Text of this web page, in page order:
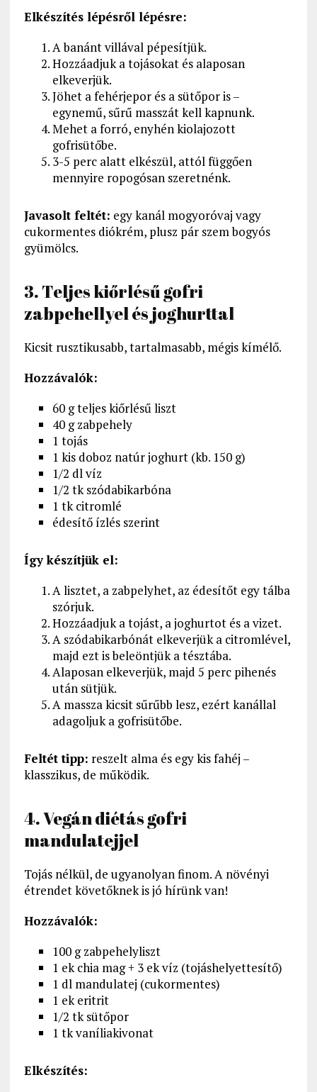
Elkészítés lépésről lépésre:
A banánt villával pépesítjük.
Hozzáadjuk a tojásokat és alaposan
elkeverjük.
Jöhet a fehérjepor és a sütőpor is –
egynemű, sűrű masszát kell kapnunk.
Mehet a forró, enyhén kiolajozott
gofrisütőbe.
3-5 perc alatt elkészül, attól függően
mennyire ropogósan szeretnénk.
Javasolt feltét: egy kanál mogyoróvaj vagy
cukormentes diókrém, plusz pár szem bogyós
gyümölcs.
3. Teljes kiőrlésű gofri
zabpehellyel és joghurttal
Kicsit rusztikusabb, tartalmasabb, mégis kímélő.
Hozzávalók:
60 g teljes kiőrlésű liszt
40 g zabpehely
1 tojás
1 kis doboz natúr joghurt (kb. 150 g)
1/2 dl víz
1/2 tk szódabikarbóna
1 tk citromlé
édesítő ízlés szerint
Így készítjük el:
A lisztet, a zabpelyhet, az édesítőt egy tálba
szórjuk.
Hozzáadjuk a tojást, a joghurtot és a vizet.
A szódabikarbónát elkeverjük a citromlével,
majd ezt is beleöntjük a tésztába.
Alaposan elkeverjük, majd 5 perc pihenés
után sütjük.
A massza kicsit sűrűbb lesz, ezért kanállal
adagoljuk a gofrisütőbe.
Feltét tipp: reszelt alma és egy kis fahéj –
klasszikus, de működik.
4. Vegán diétás gofri
mandulatejjel
Tojás nélkül, de ugyanolyan finom. A növényi
étrendet követőknek is jó hírünk van!
Hozzávalók:
100 g zabpehelyliszt
1 ek chia mag + 3 ek víz (tojáshelyettesítő)
1 dl mandulatej (cukormentes)
1 ek eritrit
1/2 tk sütőpor
1 tk vaníliakivonat
Elkészítés: